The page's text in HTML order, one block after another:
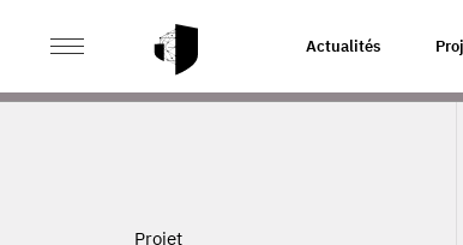
Actualités
ACCUEIL PUBLICATIONS > IMMIGRANTS
Projet